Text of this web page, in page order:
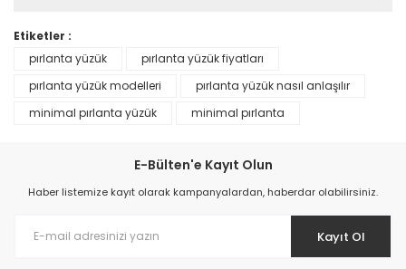
Etiketler :
pırlanta yüzük
pırlanta yüzük fiyatları
pırlanta yüzük modelleri
pırlanta yüzük nasıl anlaşılır
minimal pırlanta yüzük
minimal pırlanta
E-Bülten'e Kayıt Olun
Haber listemize kayıt olarak kampanyalardan, haberdar olabilirsiniz.
Kayıt Ol